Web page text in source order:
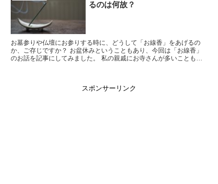
るのは何故？
お墓参りや仏壇にお参りする時に、どうして「お線香」をあげるの
か、ご存じですか？ お盆休みということもあり、今回は「お線香」
のお話を記事にしてみました。 私の親戚にお寺さんが多いこともあ
スポンサーリンク